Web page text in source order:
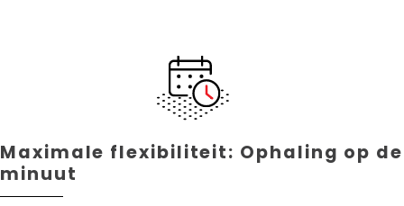
Maximale flexibiliteit: Ophaling op de
minuut